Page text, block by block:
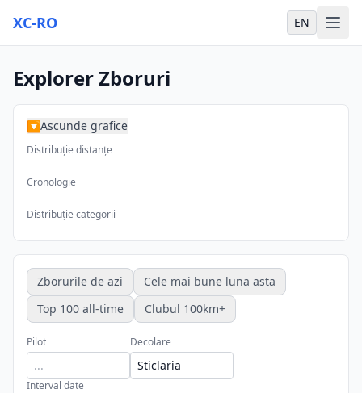
XC-RO EN
Explorer Zboruri
▶Ascunde grafice
Distribuție distanțe
Cronologie
Distribuție categorii
Zborurile de azi
Cele mai bune luna asta
Top 100 all-time
Clubul 100km+
Pilot Decolare
Interval date